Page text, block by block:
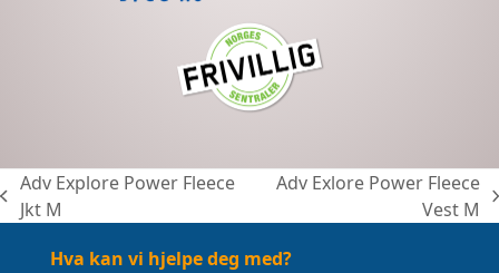
previous
Adv Explore Power Fleece
Jkt M
Adv Exlore Power Fleece
Vest M
Hva kan vi hjelpe deg med?